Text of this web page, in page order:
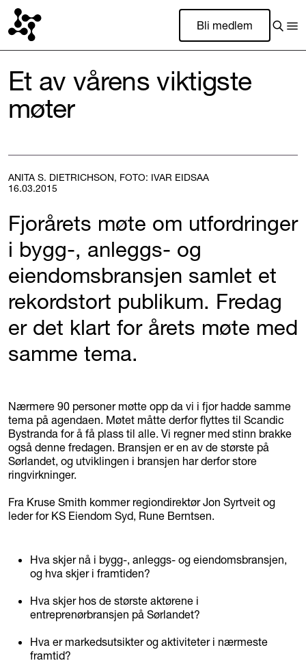
Bli medlem
Et av vårens viktigste
møter
ANITA S. DIETRICHSON, FOTO: IVAR EIDSAA
16.03.2015
Fjorårets møte om utfordringer
i bygg-, anleggs- og
eiendomsbransjen samlet et
rekordstort publikum. Fredag
er det klart for årets møte med
samme tema.
Nærmere 90 personer møtte opp da vi i fjor hadde samme
tema på agendaen. Møtet måtte derfor flyttes til Scandic
Bystranda for å få plass til alle. Vi regner med stinn brakke
også denne fredagen. Bransjen er en av de største på
Sørlandet, og utviklingen i bransjen har derfor store
ringvirkninger.
Fra Kruse Smith kommer regiondirektør Jon Syrtveit og
leder for KS Eiendom Syd, Rune Berntsen.
Hva skjer nå i bygg-, anleggs- og eiendomsbransjen,
og hva skjer i framtiden?
Hva skjer hos de største aktørene i
entreprenørbransjen på Sørlandet?
Hva er markedsutsikter og aktiviteter i nærmeste
framtid?